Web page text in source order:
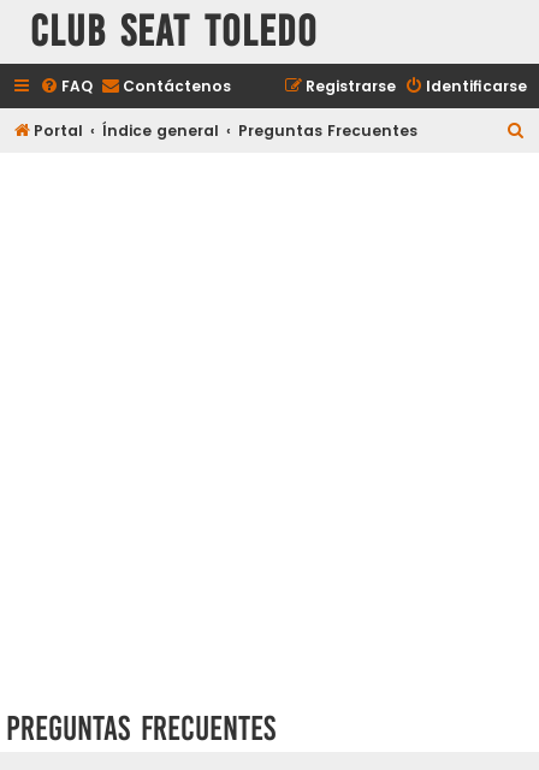
Club Seat Toledo
FAQ Contáctenos Identificarse
Registrarse
Portal Índice general Preguntas Frecuentes
Preguntas Frecuentes